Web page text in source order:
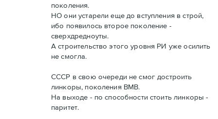
поколения.
НО они устарели еще до вступления в строй,
ибо появилось второе поколение -
сверхдредноуты.
А строительство этого уровня РИ уже осилить
не смогла.
СССР в свою очереди не смог достроить
линкоры, поколения ВМВ.
На выходе - по способности стоить линкоры -
паритет.